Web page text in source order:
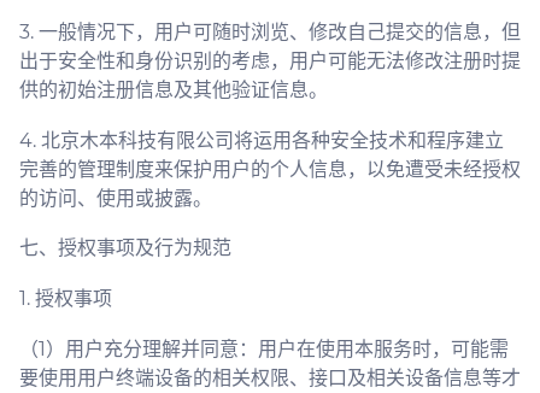
3. 一般情况下，用户可随时浏览、修改自己提交的信息，但
出于安全性和身份识别的考虑，用户可能无法修改注册时提
供的初始注册信息及其他验证信息。
4. 北京木本科技有限公司将运用各种安全技术和程序建立
完善的管理制度来保护用户的个人信息，以免遭受未经授权
的访问、使用或披露。
七、授权事项及行为规范
1. 授权事项
（1）用户充分理解并同意：用户在使用本服务时，可能需
要使用用户终端设备的相关权限、接口及相关设备信息等才